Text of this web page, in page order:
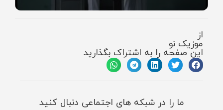
از
موزیک نو
این صفحه را به اشتراک بگذارید
ما را در شبکه های اجتماعی دنبال کنید